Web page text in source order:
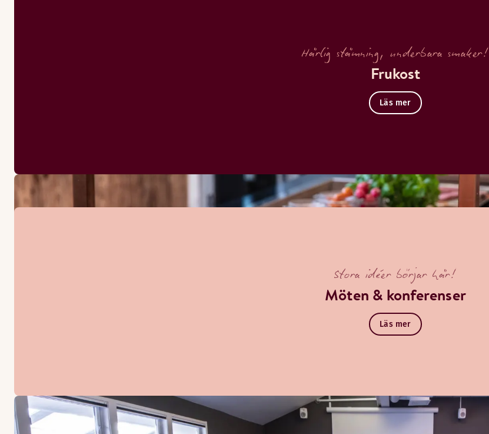
Härlig stämning, underbara smaker!
Frukost
Läs mer
Stora idéer börjar här!
Möten & konferenser
Läs mer